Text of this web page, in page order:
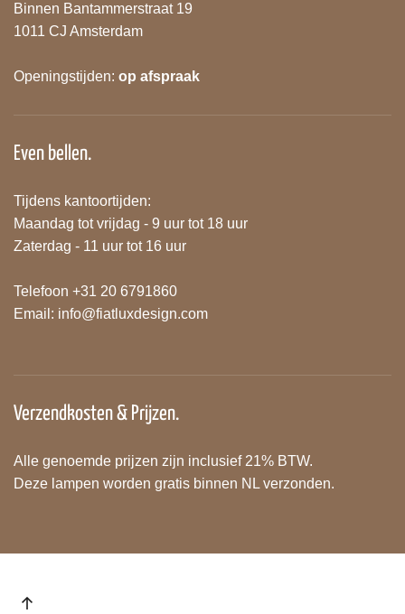
Binnen Bantammerstraat 19
1011 CJ Amsterdam
Openingstijden: op afspraak
Even bellen.
Tijdens kantoortijden:
Maandag tot vrijdag - 9 uur tot 18 uur
Zaterdag - 11 uur tot 16 uur
Telefoon +31 20 6791860
Email: info@fiatluxdesign.com
Verzendkosten & Prijzen.
Alle genoemde prijzen zijn inclusief 21% BTW.
Deze lampen worden gratis binnen NL verzonden.